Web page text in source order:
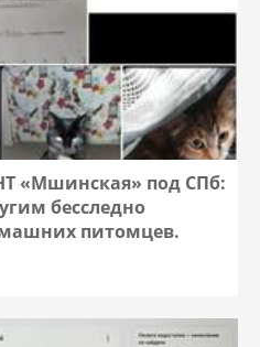
«Мшинская» под СПб:
бесследно
питомцев.